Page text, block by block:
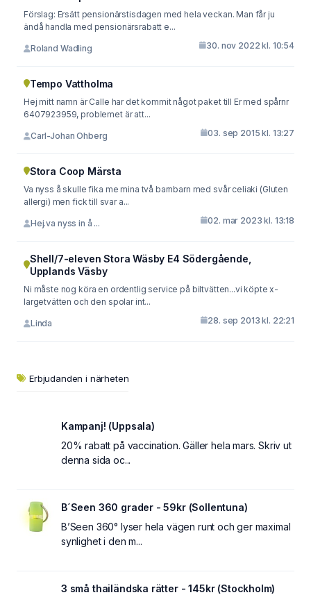
Förslag: Ersätt pensionärstisdagen med hela veckan. Man får ju
ändå handla med pensionärsrabatt e...
Roland Wadling 30. nov 2022 kl. 10:54
Tempo Vattholma
Hej mitt namn är Calle har det kommit något paket till Er med spårnr
6407923959, problemet är att...
Carl-Johan Ohberg 03. sep 2015 kl. 13:27
Stora Coop Märsta
Va nyss å skulle fika me mina två barnbarn med svår celiaki (Gluten
allergi) men fick till svar a...
Hej.va nyss in å ... 02. mar 2023 kl. 13:18
Shell/7-eleven Stora Wäsby E4 Södergående,
Upplands Väsby
Ni måste nog köra en ordentlig service på biltvätten...vi köpte x-
largetvätten och den spolar int...
Linda 28. sep 2013 kl. 22:21
Erbjudanden i närheten
Kampanj! (Uppsala)
20% rabatt på vaccination. Gäller hela mars. Skriv ut
denna sida oc...
B´Seen 360 grader - 59kr (Sollentuna)
B’Seen 360° lyser hela vägen runt och ger maximal
synlighet i den m...
3 små thailändska rätter - 145kr (Stockholm)